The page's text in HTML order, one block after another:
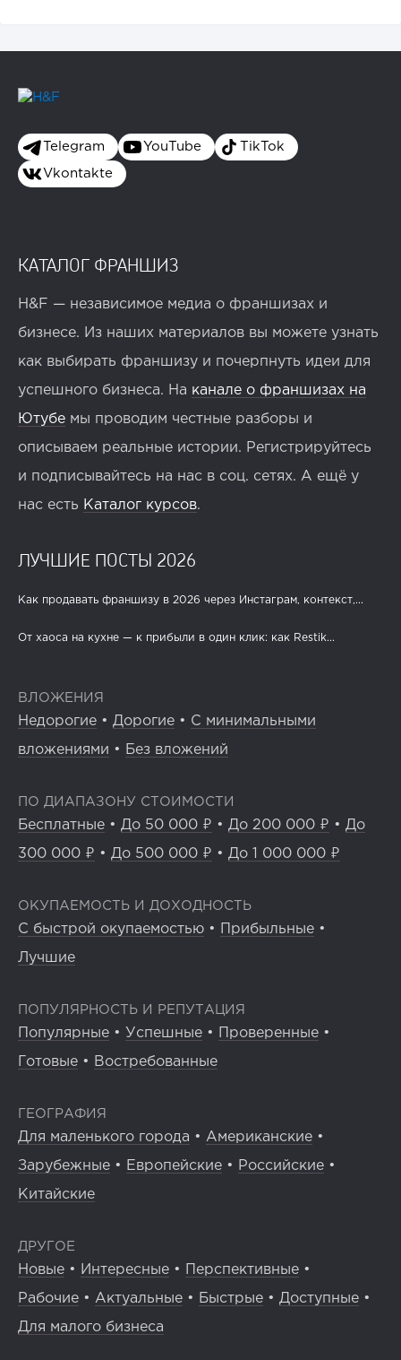
Telegram YouTube TikTok
Vkontakte
КАТАЛОГ ФРАНШИЗ
H&F — независимое медиа о франшизах и
бизнесе. Из наших материалов вы можете узнать
как выбирать франшизу и почерпнуть идеи для
успешного бизнеса. На канале о франшизах на
Ютубе мы проводим честные разборы и
описываем реальные истории. Регистрируйтесь
и подписывайтесь на нас в соц. сетях. А ещё у
нас есть Каталог курсов.
ЛУЧШИЕ ПОСТЫ 2026
Как продавать франшизу в 2026 через Инстаграм, контекст,...
От хаоса на кухне — к прибыли в один клик: как Restik...
ВЛОЖЕНИЯ
Недорогие • Дорогие • С минимальными
вложениями • Без вложений
ПО ДИАПАЗОНУ СТОИМОСТИ
Бесплатные • До 50 000 ₽ • До 200 000 ₽ • До
300 000 ₽ • До 500 000 ₽ • До 1 000 000 ₽
ОКУПАЕМОСТЬ И ДОХОДНОСТЬ
С быстрой окупаемостью • Прибыльные •
Лучшие
ПОПУЛЯРНОСТЬ И РЕПУТАЦИЯ
Популярные • Успешные • Проверенные •
Готовые • Востребованные
ГЕОГРАФИЯ
Для маленького города • Американские •
Зарубежные • Европейские • Российские •
Китайские
ДРУГОЕ
Новые • Интересные • Перспективные •
Рабочие • Актуальные • Быстрые • Доступные •
Для малого бизнеса